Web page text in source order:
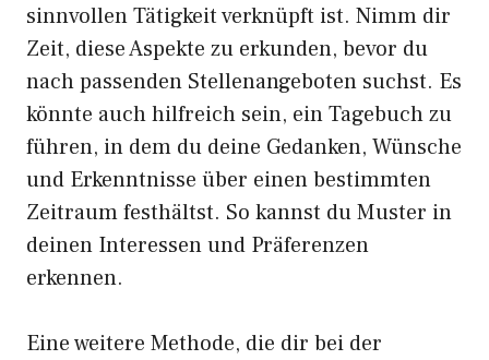
sinnvollen Tätigkeit verknüpft ist. Nimm dir
Zeit, diese Aspekte zu erkunden, bevor du
nach passenden Stellenangeboten suchst. Es
könnte auch hilfreich sein, ein Tagebuch zu
führen, in dem du deine Gedanken, Wünsche
und Erkenntnisse über einen bestimmten
Zeitraum festhältst. So kannst du Muster in
deinen Interessen und Präferenzen
erkennen.
Eine weitere Methode, die dir bei der